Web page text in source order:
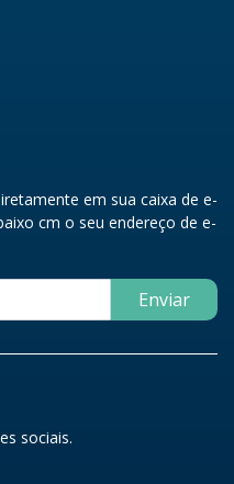
em sua caixa de e-
cm o seu endereço de e-
Enviar
sociais.